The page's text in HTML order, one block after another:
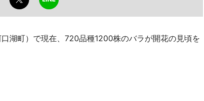
湖町）で現在、720品種1200株のバラが開花の見頃を